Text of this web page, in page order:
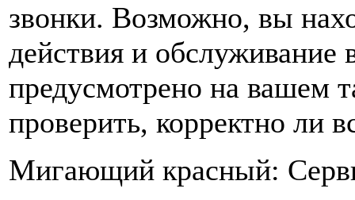
звонки. Возможно, вы
действия и обслуживание
предусмотрено на вашем
проверить, корректно ли
Мигающий красный: